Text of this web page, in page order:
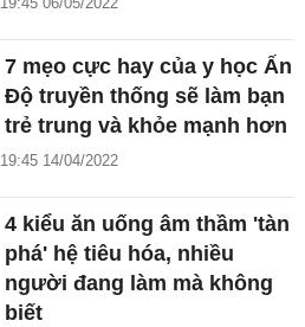
7 mẹo cực hay của y học Ấn
Độ truyền thống sẽ làm bạn
trẻ trung và khỏe mạnh hơn
19:45 14/04/2022
4 kiểu ăn uống âm thầm 'tàn
phá' hệ tiêu hóa, nhiều
người đang làm mà không
biết